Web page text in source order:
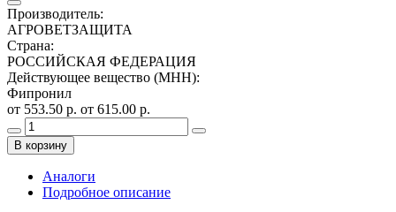
Производитель:
АГРОВЕТЗАЩИТА
Страна:
РОССИЙСКАЯ ФЕДЕРАЦИЯ
Действующее вещество (МНН):
Фипронил
от 553.50 р. от 615.00 р.
В корзину
Аналоги
Подробное описание